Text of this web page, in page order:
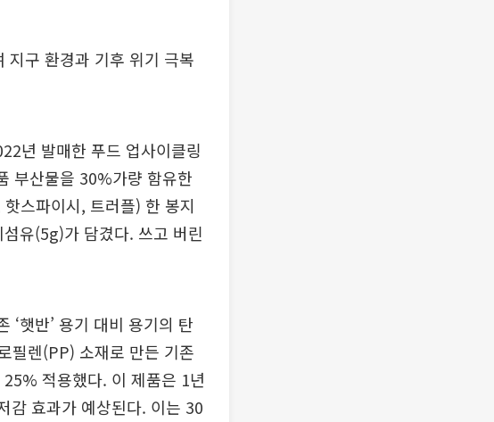
지구 환경과 기후 위기 극복
년 발매한 푸드 업사이클링
부산물을 30%가량 함유한
스파이시, 트러플) 한 봉지
유(5g)가 담겼다. 쓰고 버린
햇반’ 용기 대비 용기의 탄
필렌(PP) 소재로 만든 기존
적용했다. 이 제품은 1년
감 효과가 예상된다. 이는 30